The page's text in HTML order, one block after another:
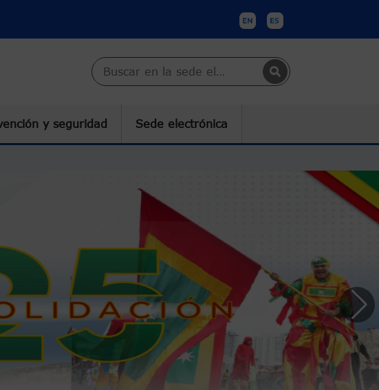
Buscar en Cartagena
y seguridad Sede electrónica